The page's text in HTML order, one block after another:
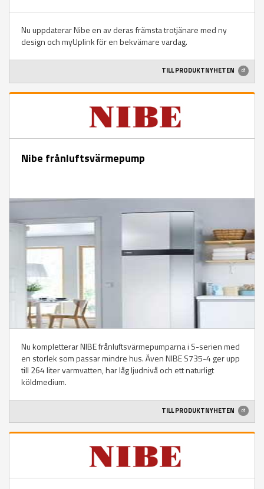
Nu uppdaterar Nibe en av deras främsta trotjänare med ny
design och myUplink för en bekvämare vardag.
TILL PRODUKTNYHETEN
Nibe frånluftsvärmepump
Nu kompletterar NIBE frånluftsvärmepumparna i S-serien med
en storlek som passar mindre hus. Även NIBE S735-4 ger upp
till 264 liter varmvatten, har låg ljudnivå och ett naturligt
köldmedium.
TILL PRODUKTNYHETEN